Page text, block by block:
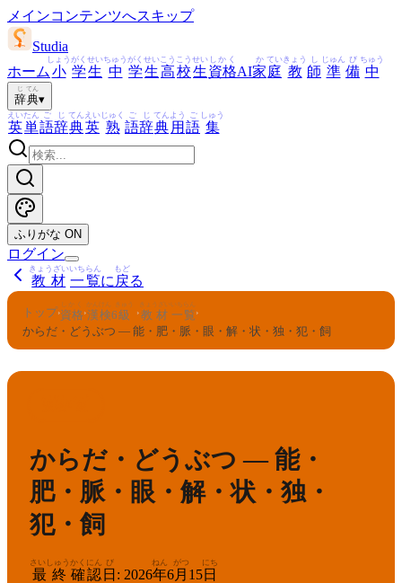
メインコンテンツへスキップ
Studia
ホーム 小
しょう
学
がく
生
せい
中
ちゅう
学
がく
生
せい
高
こう
校
こう
生
せい
資格
しかく
AI家
か
庭
てい
教
きょう
師
し
準
じゅん
備
び
中
ちゅう
辞
じ
典
てん
▾
英
えい
単
たん
語
ご
辞
じ
典
てん
英
えい
熟
じゅく
語
ご
辞
じ
典
てん
用
よう
語
ご
集
しゅう
ふりがな ON
ログイン
教材
きょうざい
一覧
いちらん
に 戻
もど
る
トップ›資格
しかく
›漢検
かんけん
6級
きゅう
› 教材
きょうざい
一覧
いちらん
›
からだ・どうぶつ — 能・肥・脈・眼・解・状・独・犯・飼
からだ・どうぶつ — 能・
肥・脈・眼・解・状・独・
犯・飼
最終
さいしゅう
確認
かくにん
日
び
: 2026年
ねん
6月
がつ
15日
にち